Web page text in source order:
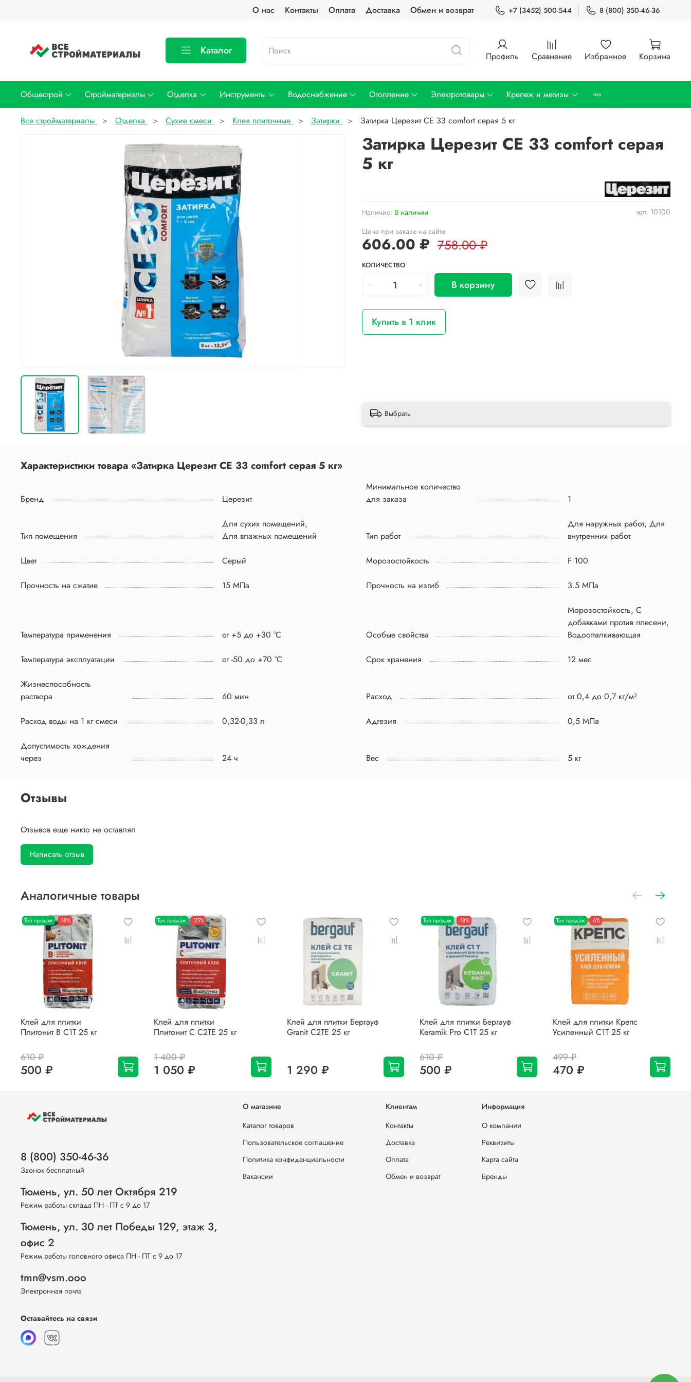
О нас Контакты Оплата Доставка Обмен и возврат +7 (3452) 500-544 8 (800) 350-46-36
Каталог Профиль Сравнение Избранное Корзина
Общестрой Стройматериалы Отделка Инструменты Водоснабжение Отопление Электротовары Крепеж и метизы
Все стройматериалы Отделка Сухие смеси Клея плиточные Затирки Затирка Церезит CE 33 comfort серая 5 кг
арт. 10100
Наличие: В наличии
Затирка Церезит CE 33 comfort серая
5 кг
Цена при заказе на сайте
606.00 ₽ 758.00 ₽
КОЛИЧЕСТВО
В корзину
Купить в 1 клик
Выбрать
Характеристики товара «Затирка Церезит CE 33 comfort серая 5 кг»
Бренд Церезит
Минимальное количество
для заказа
1
Тип помещения
Для сухих помещений,
Для влажных помещений
Тип работ
Для наружных работ, Для
внутренних работ
Цвет Серый Морозостойкость F 100
Прочность на сжатие 15 МПа Прочность на изгиб 3.5 МПа
Температура применения от +5 до +30 °С Особые свойства
Морозостойкость, C
добавками против плесени,
Водоотталкивающая
Температура эксплуатации от -50 до +70 °С Срок хранения 12 мес
Жизнеспособность
раствора
60 мин Расход от 0,4 до 0,7 кг/м²
Расход воды на 1 кг смеси 0,32-0,33 л Адгезия 0,5 МПа
Допустимость хождения
через
24 ч Вес 5 кг
Отзывы
Отзывов еще никто не оставлял
Написать отзыв
Аналогичные товары
Топ продаж -18%
Клей для плитки
Плитонит В С1Т 25 кг
610 ₽
500 ₽
Топ продаж -25%
Клей для плитки
Плитонит С С2ТЕ 25 кг
1 400 ₽
1 050 ₽
Клей для плитки Бергауф
Granit С2ТЕ 25 кг
1 290 ₽
Топ продаж -18%
Клей для плитки Бергауф
Keramik Pro C1T 25 кг
610 ₽
500 ₽
Топ продаж -6%
Клей для плитки Крепс
Усиленный С1T 25 кг
499 ₽
470 ₽
О магазине
Каталог товаров
Пользовательское соглашение
Политика конфиденциальности
Вакансии
Клиентам
Контакты
Доставка
Оплата
Обмен и возврат
Информация
О компании
Реквизиты
Карта сайта
Бренды
8 (800) 350-46-36
Звонок бесплатный
Тюмень, ул. 50 лет Октября 219
Режим работы склада ПН - ПТ с 9 до 17
Тюмень, ул. 30 лет Победы 129, этаж 3,
офис 2
Режим работы головного офиса ПН - ПТ с 9 до 17
tmn@vsm.ooo
Электронная почта
Оставайтесь на связи